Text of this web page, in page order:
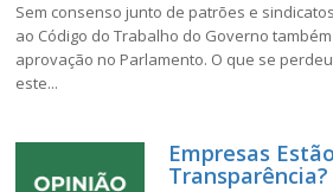
Sem consenso junto de patrões e
ao Código do Trabalho do Governo
aprovação no Parlamento. O que se
este...
Empresas
Transparência?